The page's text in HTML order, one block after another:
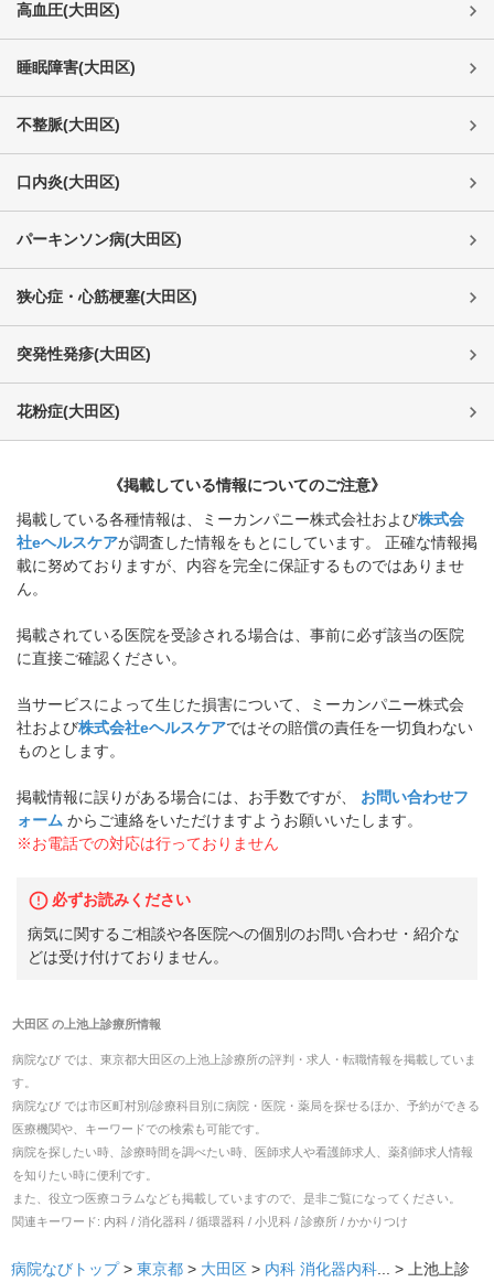
高血圧(大田区)
睡眠障害(大田区)
不整脈(大田区)
口内炎(大田区)
パーキンソン病(大田区)
狭心症・心筋梗塞(大田区)
突発性発疹(大田区)
花粉症(大田区)
《掲載している情報についてのご注意》
掲載している各種情報は、ミーカンパニー株式会社および株式会
社eヘルスケアが調査した情報をもとにしています。 正確な情報掲
載に努めておりますが、内容を完全に保証するものではありませ
ん。
掲載されている医院を受診される場合は、事前に必ず該当の医院
に直接ご確認ください。
当サービスによって生じた損害について、ミーカンパニー株式会
社および株式会社eヘルスケアではその賠償の責任を一切負わない
ものとします。
掲載情報に誤りがある場合には、お手数ですが、
お問い合わせフ
ォーム からご連絡をいただけますようお願いいたします。
※お電話での対応は行っておりません
必ずお読みください
病気に関するご相談や各医院への個別のお問い合わせ・紹介な
どは受け付けておりません。
大田区 の上池上診療所情報
病院なび では、 東京都大田区の上池上診療所の評判・求人・転職情報を掲載していま
す。
病院なび では市区町村別/診療科目別に病院・医院・薬局を探せるほか、予約ができる
医療機関や、キーワードでの検索も可能です。
病院を探したい時、診療時間を調べたい時、医師求人や看護師求人、薬剤師求人情報
を知りたい時に便利です。
また、役立つ医療コラムなども掲載していますので、是非ご覧になってください。
関連キーワード: 内科 / 消化器科 / 循環器科 / 小児科 / 診療所 / かかりつけ
病院なびトップ > 東京都 > 大田区 > 内科 消化器内科 ... > 上池上診